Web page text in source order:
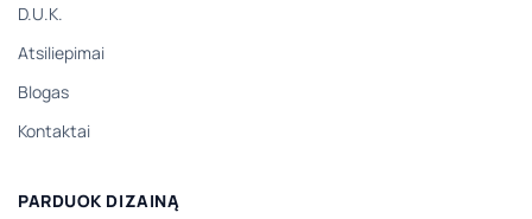
D.U.K.
Atsiliepimai
Blogas
Kontaktai
PARDUOK DIZAINĄ